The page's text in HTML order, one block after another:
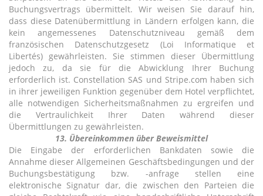
Buchungsvertrags übermittelt. Wir weisen Sie darauf hin,
dass diese Datenübermittlung in Ländern erfolgen kann, die
kein angemessenes Datenschutzniveau gemäß dem
französischen Datenschutzgesetz (Loi Informatique et
Libertés) gewährleisten. Sie stimmen dieser Übermittlung
jedoch zu, da sie für die Abwicklung Ihrer Buchung
erforderlich ist. Constellation SAS und Stripe.com haben sich
in ihrer jeweiligen Funktion gegenüber dem Hotel verpflichtet,
alle notwendigen Sicherheitsmaßnahmen zu ergreifen und
die Vertraulichkeit Ihrer Daten während dieser
Übermittlungen zu gewährleisten.
13. Übereinkommen über Beweismittel
Die Eingabe der erforderlichen Bankdaten sowie die
Annahme dieser Allgemeinen Geschäftsbedingungen und der
Buchungsbestätigung bzw. -anfrage stellen eine
elektronische Signatur dar, die zwischen den Parteien die